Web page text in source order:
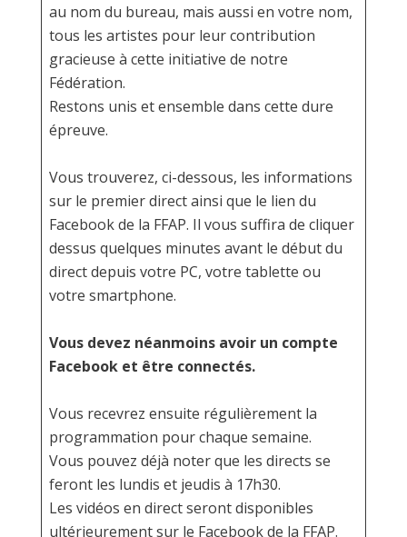
au nom du bureau, mais aussi en votre nom,
tous les artistes pour leur contribution
gracieuse à cette initiative de notre
Fédération.
Restons unis et ensemble dans cette dure
épreuve.
Vous trouverez, ci-dessous, les informations
sur le premier direct ainsi que le lien du
Facebook de la FFAP. Il vous suffira de cliquer
dessus quelques minutes avant le début du
direct depuis votre PC, votre tablette ou
votre smartphone.
Vous devez néanmoins avoir un compte
Facebook et être connectés.
Vous recevrez ensuite régulièrement la
programmation pour chaque semaine.
Vous pouvez déjà noter que les directs se
feront les lundis et jeudis à 17h30.
Les vidéos en direct seront disponibles
ultérieurement sur le Facebook de la FFAP.